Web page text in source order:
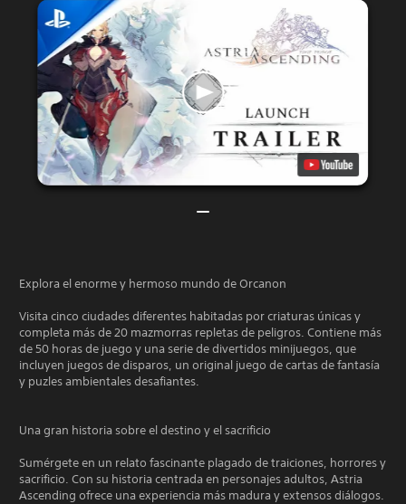
Explora el enorme y hermoso mundo de Orcanon
Visita cinco ciudades diferentes habitadas por criaturas únicas y
completa más de 20 mazmorras repletas de peligros. Contiene más
de 50 horas de juego y una serie de divertidos minijuegos, que
incluyen juegos de disparos, un original juego de cartas de fantasía
y puzles ambientales desafiantes.
Una gran historia sobre el destino y el sacrificio
Sumérgete en un relato fascinante plagado de traiciones, horrores y
sacrificio. Con su historia centrada en personajes adultos, Astria
Ascending ofrece una experiencia más madura y extensos diálogos.